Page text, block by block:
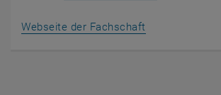
Webseite der Fachschaft